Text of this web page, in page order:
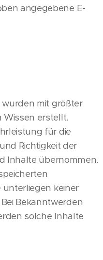
angegebene E-
wurden mit größter
erstellt.
für die
Richtigkeit der
Inhalte übernommen.
keiner
Bekanntwerden
solche Inhalte